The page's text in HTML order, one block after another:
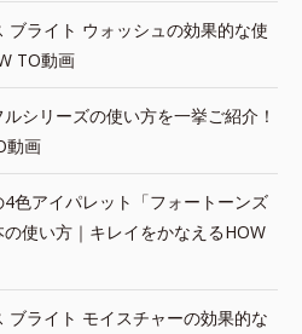
ブライト ウォッシュの効果的な使
TO動画
シリーズの使い方を一挙ご紹介！
動画
4色アイパレット「フォートーンズ
使い方｜キレイをかなえるHOW
ブライト モイスチャーの効果的な